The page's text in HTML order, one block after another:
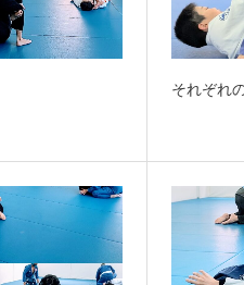
それぞれ